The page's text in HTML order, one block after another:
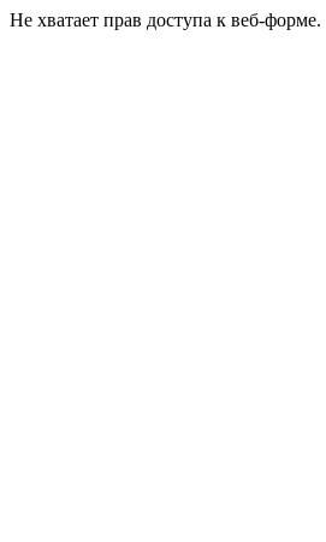
Не хватает прав доступа к веб-форме.